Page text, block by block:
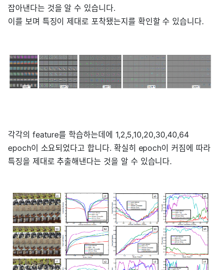
잡아낸다는 것을 알 수 있습니다.
이를 보며 특징이 제대로 포착됐는지를 확인할 수 있습니다.
각각의 feature를 학습하는데에 1,2,5,10,20,30,40,64
epoch이 소요되었다고 합니다. 확실히 epoch이 커짐에 따라
특징을 제대로 추출해낸다는 것을 알 수 있습니다.